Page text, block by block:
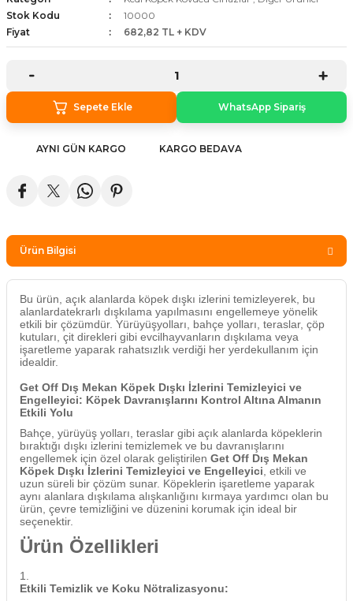
Kovucu Cihazlar
Cihazlar
Stok Kodu
10000
Fiyat
682,82 TL + KDV
Sepete Ekle WhatsApp Sipariş
AYNI GÜN KARGO KARGO BEDAVA
Ürün Bilgisi
Bu ürün, açık alanlarda köpek dışkı izlerini temizleyerek, bu
alanlardatekrarlı dışkılama yapılmasını engellemeye yönelik
etkili bir çözümdür. Yürüyüşyolları, bahçe yolları, teraslar, çöp
kutuları, çit direkleri gibi evcilhayvanların dışkılama veya
işaretleme yaparak rahatsızlık verdiği her yerdekullanım için
idealdir.
Get Off Dış Mekan Köpek Dışkı İzlerini Temizleyici ve
Engelleyici: Köpek Davranışlarını Kontrol Altına Almanın
Etkili Yolu
Bahçe, yürüyüş yolları, teraslar gibi açık alanlarda köpeklerin
bıraktığı dışkı izlerini temizlemek ve bu davranışlarını
engellemek için özel olarak geliştirilen Get Off Dış Mekan
Köpek Dışkı İzlerini Temizleyici ve Engelleyici , etkili ve
uzun süreli bir çözüm sunar. Köpeklerin işaretleme yaparak
aynı alanlara dışkılama alışkanlığını kırmaya yardımcı olan bu
ürün, çevre temizliğini ve düzenini korumak için ideal bir
seçenektir.
Ürün Özellikleri
Etkili Temizlik ve Koku Nötralizasyonu: